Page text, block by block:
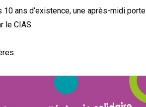
ans d’existence, une après-midi
le CIAS.